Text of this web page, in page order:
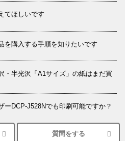
てほしいです
を購入する手順を知りたいです
・半光沢「A1サイズ」の紙はまだ買
ーDCP-J528Nでも印刷可能ですか？
EP-30VAで印刷するときの設定
質問をする